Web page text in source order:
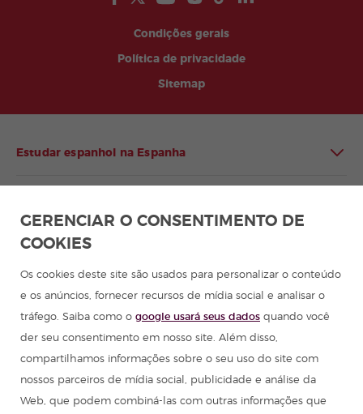
Condições gerais
Política de privacidade
Sitemap
Estudar espanhol na Espanha
Programa de espanhol para grupos
Cursos de espanhol
Acampamentos de verão na Espanha
Recursos para aprender espanhol
GERENCIAR O CONSENTIMENTO DE
COOKIES
Os cookies deste site são usados para personalizar o conteúdo
e os anúncios, fornecer recursos de mídia social e analisar o
tráfego. Saiba como o google usará seus dados quando você
der seu consentimento em nosso site. Além disso,
compartilhamos informações sobre o seu uso do site com
nossos parceiros de mídia social, publicidade e análise da
Web, que podem combiná-las com outras informações que